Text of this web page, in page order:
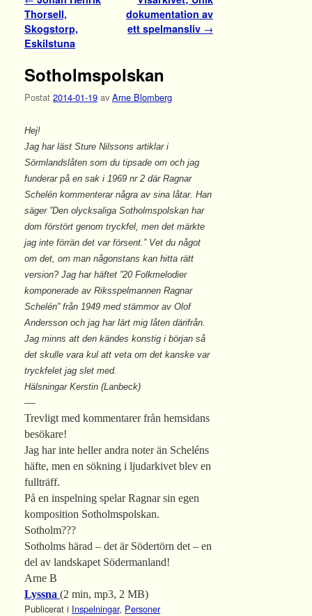
Thorsell,
Skogstorp,
Eskilstuna
dokumentation av
ett spelmansliv →
Sotholmspolskan
Postat 2014-01-19 av Arne Blomberg
Hej!
Jag har läst Sture Nilssons artiklar i
Sörmlandslåten som du tipsade om och jag
funderar på en sak i 1969 nr 2 där Ragnar
Schelén kommenterar några av sina låtar. Han
säger ”Den olycksaliga Sotholmspolskan har
dom förstört genom tryckfel, men det märkte
jag inte förrän det var försent.” Vet du något
om det, om man någonstans kan hitta rätt
version? Jag har häftet ”20 Folkmelodier
komponerade av Riksspelmannen Ragnar
Schelén” från 1949 med stämmor av Olof
Andersson och jag har lärt mig låten därifrån.
Jag minns att den kändes konstig i början så
det skulle vara kul att veta om det kanske var
tryckfelet jag slet med.
Hälsningar Kerstin (Lanbeck)
—
Trevligt med kommentarer från hemsidans
besökare!
Jag har inte heller andra noter än Scheléns
häfte, men en sökning i ljudarkivet blev en
fullträff.
På en inspelning spelar Ragnar sin egen
komposition Sotholmspolskan.
Sotholm???
Sotholms härad – det är Södertörn det – en
del av landskapet Södermanland!
Arne B
Lyssna (2 min, mp3, 2 MB)
Publicerat i Inspelningar, Personer